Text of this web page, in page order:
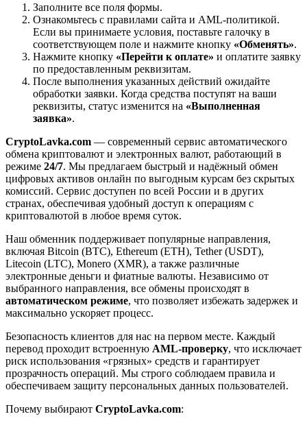
Заполните все поля формы.
Ознакомьтесь с правилами сайта и AML-политикой.
Если вы принимаете условия, поставьте галочку в
соответствующем поле и нажмите кнопку «Обменять».
Нажмите кнопку «Перейти к оплате» и оплатите заявку
по предоставленным реквизитам.
После выполнения указанных действий ожидайте
обработки заявки. Когда средства поступят на ваши
реквизиты, статус изменится на «Выполненная
заявка».
CryptoLavka.com — современный сервис автоматического
обмена криптовалют и электронных валют, работающий в
режиме 24/7. Мы предлагаем быстрый и надёжный обмен
цифровых активов онлайн по выгодным курсам без скрытых
комиссий. Сервис доступен по всей России и в других
странах, обеспечивая удобный доступ к операциям с
криптовалютой в любое время суток.
Наш обменник поддерживает популярные направления,
включая Bitcoin (BTC), Ethereum (ETH), Tether (USDT),
Litecoin (LTC), Monero (XMR), а также различные
электронные деньги и фиатные валюты. Независимо от
выбранного направления, все обмены происходят в
автоматическом режиме, что позволяет избежать задержек и
максимально ускоряет процесс.
Безопасность клиентов для нас на первом месте. Каждый
перевод проходит встроенную AML-проверку, что исключает
риск использования «грязных» средств и гарантирует
прозрачность операций. Мы строго соблюдаем правила и
обеспечиваем защиту персональных данных пользователей.
Почему выбирают CryptoLavka.com: